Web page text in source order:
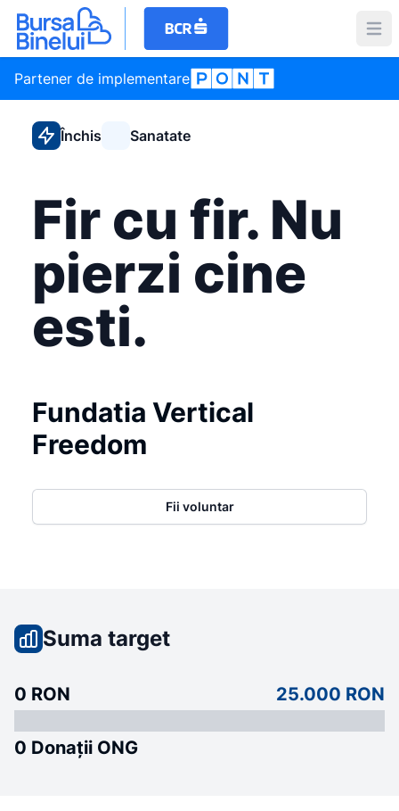
Partener de implementare
Închis Sanatate
Fir cu fir. Nu
pierzi cine
esti.
Fundatia Vertical
Freedom
Fii voluntar
Suma target
0 RON 25.000 RON
0 Donații ONG